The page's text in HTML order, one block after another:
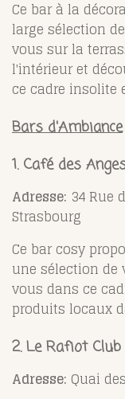
Ce bar à la
large sélection
vous sur la
l'intérieur et
ce cadre insolite
Bars d'Ambiance
1. Café des
Adresse: 34 Rue
Strasbourg
Ce bar cosy
une sélection de
vous dans ce
produits locaux
2. Le Rafiot Club
Adresse: Quai